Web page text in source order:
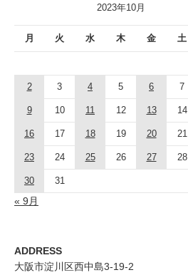
2023年10月
月 火 水 木 金 土
2 3 4 5 6 7
9 10 11 12 13 14
16 17 18 19 20 21
23 24 25 26 27 28
30 31
« 9月
ADDRESS
大阪市淀川区西中島3-19-2